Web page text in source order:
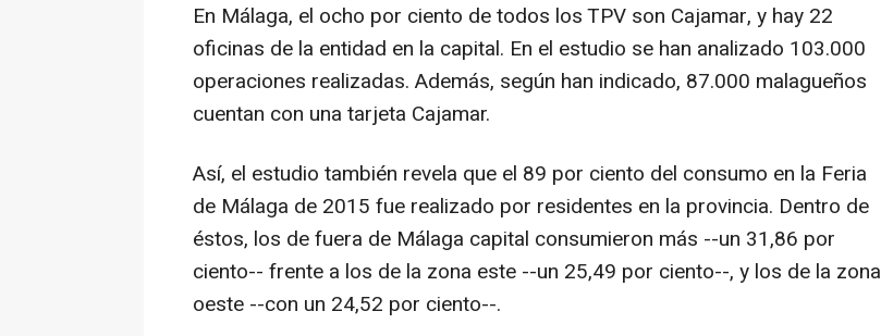
En Málaga, el ocho por ciento de todos los TPV son Cajamar, y hay 22
oficinas de la entidad en la capital. En el estudio se han analizado 103.000
operaciones realizadas. Además, según han indicado, 87.000 malagueños
cuentan con una tarjeta Cajamar.
Así, el estudio también revela que el 89 por ciento del consumo en la Feria
de Málaga de 2015 fue realizado por residentes en la provincia. Dentro de
éstos, los de fuera de Málaga capital consumieron más --un 31,86 por
ciento-- frente a los de la zona este --un 25,49 por ciento--, y los de la zona
oeste --con un 24,52 por ciento--.